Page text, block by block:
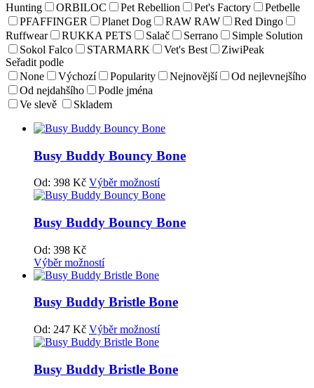
Hunting
ORBILOC Pet Rebellion Pet's Factory
Petbelle
PFAFFINGER
Planet Dog RAW RAW
Red Dingo
Ruffwear
RUKKA PETS Salač Serrano
Simple Solution
Sokol Falco
STARMARK Vet's Best
ZiwiPeak
Seřadit podle
None
Výchozí Popularity Nejnovější
Od nejlevnejšího
Od nejdahšího
Podle jména
Ve slevě
Skladem
Busy Buddy Bouncy Bone
Od: 398 Kč Výběr možností
Busy Buddy Bouncy Bone
Od: 398 Kč
Výběr možností
Busy Buddy Bristle Bone
Od: 247 Kč Výběr možností
Busy Buddy Bristle Bone